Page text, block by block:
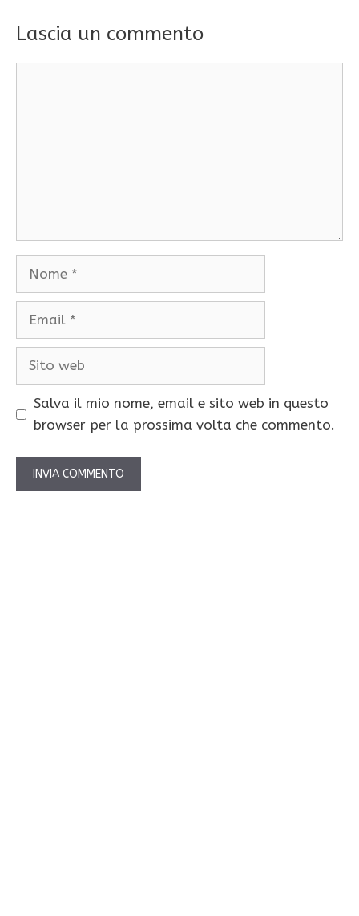
Lascia un commento
Nome
Email
Sito
Salva il mio nome, email e sito web in questo
browser per la prossima volta che commento.